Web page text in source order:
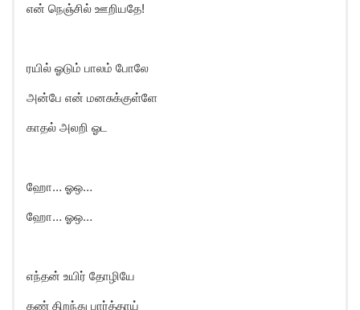
என் நெஞ்சில் ஊறியதே!
ரயில் ஓடும் பாலம் போலே
அன்பே என் மனசுக்குள்ளே
காதல் அலறி ஓட
ஹாே… ஓஒ…
ஹாே… ஓஒ…
எந்தன் உயிர் தோழியே
கண் திறந்து பார்த்தாய்